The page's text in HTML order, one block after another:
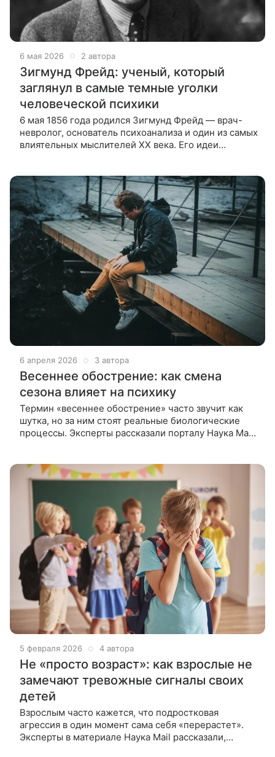
6 мая 2026 2 автора
Зигмунд Фрейд: ученый, который
заглянул в самые темные уголки
человеческой психики
6 мая 1856 года родился Зигмунд Фрейд — врач-
невролог, основатель психоанализа и один из самых
влиятельных мыслителей XX века. Его идеи
6 апреля 2026 3 автора
Весеннее обострение: как смена
сезона влияет на психику
Термин «весеннее обострение» часто звучит как
шутка, но за ним стоят реальные биологические
процессы. Эксперты рассказали порталу Наука Mail,
5 февраля 2026 4 автора
Не «просто возраст»: как взрослые не
замечают тревожные сигналы своих
детей
Взрослым часто кажется, что подростковая
агрессия в один момент сама себя «перерастет».
Эксперты в материале Наука Mail рассказали,